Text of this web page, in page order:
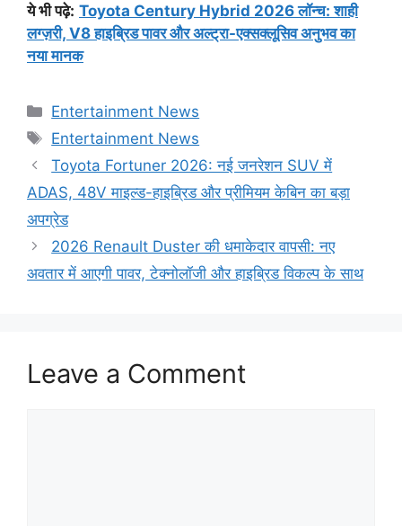
ये भी पढ़े: Toyota Century Hybrid 2026 लॉन्च: शाही
लग्ज़री, V8 हाइब्रिड पावर और अल्ट्रा-एक्सक्लूसिव अनुभव का
नया मानक
Categories
Entertainment News
Tags
Entertainment News
Toyota Fortuner 2026: नई जनरेशन SUV में
ADAS, 48V माइल्ड-हाइब्रिड और प्रीमियम केबिन का बड़ा
अपग्रेड
2026 Renault Duster की धमाकेदार वापसी: नए
अवतार में आएगी पावर, टेक्नोलॉजी और हाइब्रिड विकल्प के साथ
Leave a Comment